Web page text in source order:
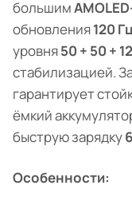
большим
обновления120
уровня50 + 50 +
стабилизацией.
гарантирует
ёмкий
быструю зарядку
Особенности: